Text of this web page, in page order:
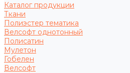
Каталог продукции
Ткани
Полиэстер тематика
Велсофт однотонный
Полисатин
Мулетон
Гобелен
Велсофт